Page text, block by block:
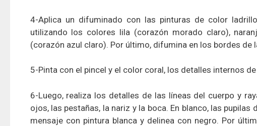
4-Aplica un difuminado con las pinturas de color
utilizando los colores lila (corazón morado claro),
(corazón azul claro). Por último, difumina en los bordes de
5-Pinta con el pincel y el color coral, los detalles internos
6-Luego, realiza los detalles de las líneas del cuerpo y
ojos, las pestañas, la nariz y la boca. En blanco, las
mensaje con pintura blanca y delinea con negro. Por